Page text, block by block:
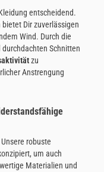
entscheidend.
Dir zuverlässigen
Wind. Durch die
Schnitten
zu
Anstrengung
robuste
um auch
Materialien und